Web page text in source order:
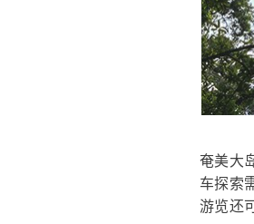
奄美大
车探索
游览还